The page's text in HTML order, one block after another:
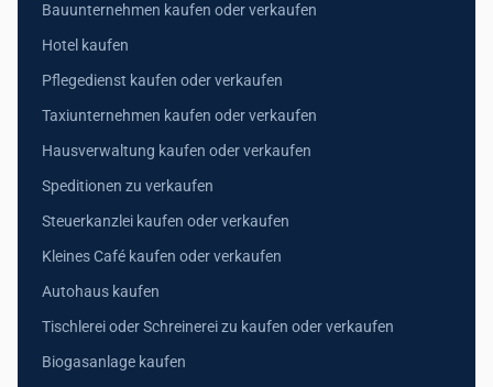
Bauunternehmen kaufen oder verkaufen
Hotel kaufen
Pflegedienst kaufen oder verkaufen
Taxiunternehmen kaufen oder verkaufen
Hausverwaltung kaufen oder verkaufen
Speditionen zu verkaufen
Steuerkanzlei kaufen oder verkaufen
Kleines Café kaufen oder verkaufen
Autohaus kaufen
Tischlerei oder Schreinerei zu kaufen oder verkaufen
Biogasanlage kaufen